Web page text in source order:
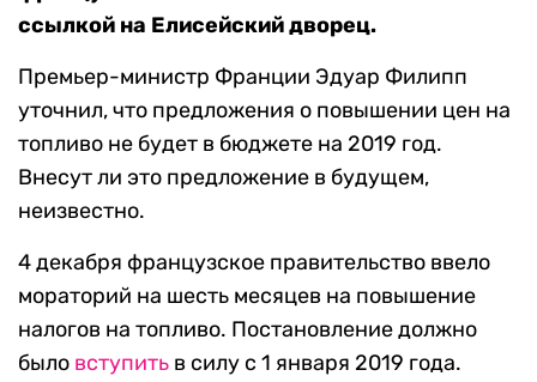
ссылкой на Елисейский дворец.
Премьер-министр Франции Эдуар Филипп
уточнил, что предложения о повышении цен на
топливо не будет в бюджете на 2019 год.
Внесут ли это предложение в будущем,
неизвестно.
4 декабря французское правительство ввело
мораторий на шесть месяцев на повышение
налогов на топливо. Постановление должно
было вступить в силу с 1 января 2019 года.